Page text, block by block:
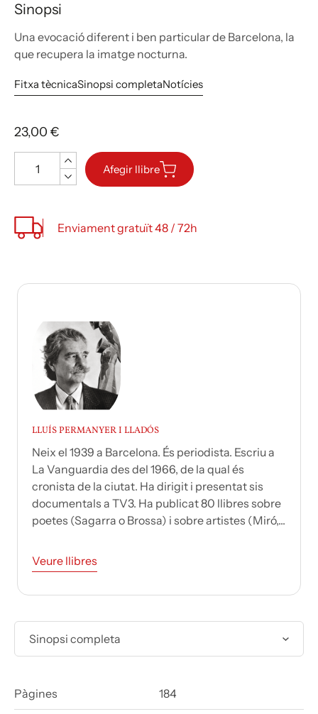
Sinopsi
Una evocació diferent i ben particular de Barcelona, la
que recupera la imatge nocturna.
Fitxa tècnicaSinopsi completaNotícies
23,00 €
Afegir llibre
Enviament gratuït 48 / 72h
LLUÍS PERMANYER I LLADÓS
Neix el 1939 a Barcelona. És periodista. Escriu a
La Vanguardia des del 1966, de la qual és
cronista de la ciutat. Ha dirigit i presentat sis
documentals a TV3. Ha publicat 80 llibres sobre
poetes (Sagarra o Brossa) i sobre artistes (Miró,...
Veure llibres
Sinopsi completa
Pàgines 184